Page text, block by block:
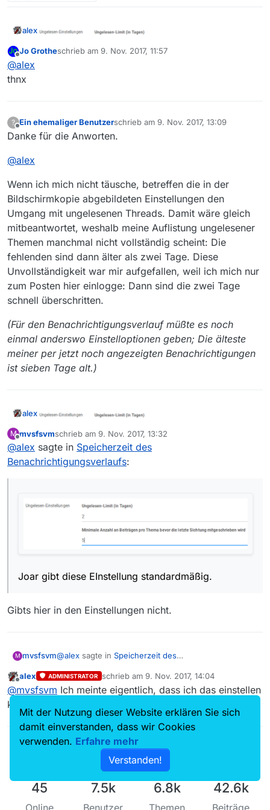
alex
Offline
Jo Grotheschrieb am 9. Nov. 2017, 11:57
zuletzt editiert von
@alex
thnx
?
Offline
Ein ehemaliger Benutzerschrieb am 9. Nov. 2017, 13:09
zuletzt editiert von
Danke für die Anworten.
@alex
Wenn ich mich nicht täusche, betreffen die in der
Bildschirmkopie abgebildeten Einstellungen den
Umgang mit ungelesenen Threads. Damit wäre gleich
mitbeantwortet, weshalb meine Auflistung ungelesener
Themen manchmal nicht vollständig scheint: Die
fehlenden sind dann älter als zwei Tage. Diese
Unvollständigkeit war mir aufgefallen, weil ich mich nur
zum Posten hier einlogge: Dann sind die zwei Tage
schnell überschritten.
(Für den Benachrichtigungsverlauf müßte es noch
einmal anderswo Einstelloptionen geben; Die älteste
meiner per jetzt noch angezeigten Benachrichtigungen
ist sieben Tage alt.)
alex
M
Offline
mvsfsvmschrieb am 9. Nov. 2017, 13:32
zuletzt editiert von
@alex sagte in Speicherzeit des
Benachrichtigungsverlaufs:
Joar gibt diese EInstellung standardmäßig.
Gibts hier in den Einstellungen nicht.
M mvsfsvm@alex sagte in Speicherzeit des
Joar gibt diese EInstellung standardmäßig.
Gibts hier in den Einstellungen nicht.
Offline
alex ADMINISTRATOR schrieb am 9. Nov. 2017, 14:04
zuletzt editiert von
@mvsfsvm Ich meinte eigentlich, dass ich das einstellen
kann im Administationsmenü.
45
Online
7.5k
Benutzer
6.8k
Themen
42.6k
Beiträge
Mit der Nutzung dieser Website erklären Sie sich
damit einverstanden, dass wir Cookies
verwenden. Erfahre mehr
Verstanden!